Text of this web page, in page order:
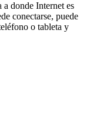
a donde Internet es
conectarse, puede
o tableta y